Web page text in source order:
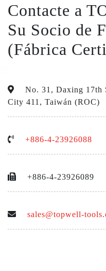
Contacte a
Su Socio de
(Fábrica
No. 31, Daxing 17th
City 411, Taiwán (ROC)
+886-4-23926088
+886-4-23926089
sales@topwell-